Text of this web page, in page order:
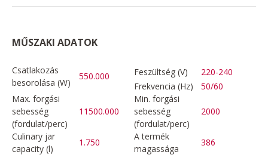
MŰSZAKI ADATOK
Csatlakozás
besorolása (W)
550.000 Feszültség (V)
220-240
Frekvencia (Hz)
50/60
Max. forgási
sebesség
(fordulat/perc)
11500.000
Min. forgási
sebesség
(fordulat/perc)
2000
Culinary jar
capacity (l)
1.750
A termék
magassága
386